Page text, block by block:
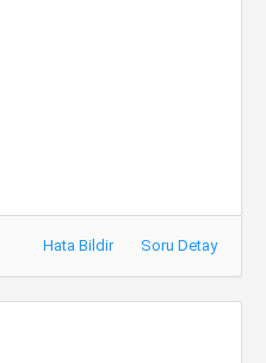
Hata Bildir Soru Detay